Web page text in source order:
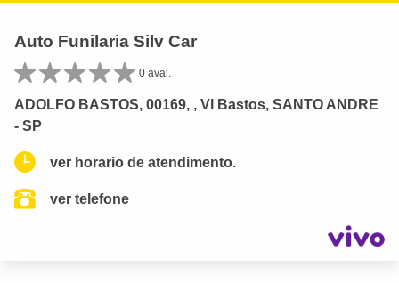
Auto Funilaria Silv Car
0 aval.
ADOLFO BASTOS, 00169, , Vl Bastos, SANTO ANDRE
- SP
ver horario de atendimento.
ver telefone